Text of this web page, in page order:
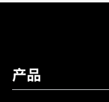
产品